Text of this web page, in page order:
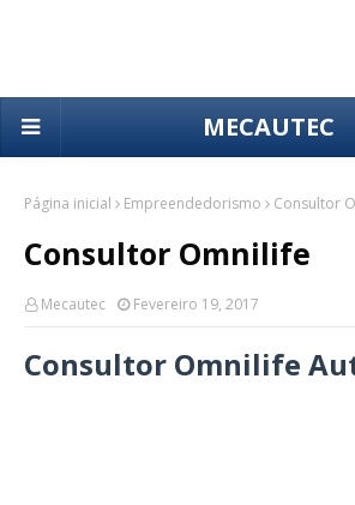
MECAUTEC
Página inicial Empreendedorismo Consultor
Consultor Omnilife
Mecautec Fevereiro 19, 2017
Consultor Omnilife